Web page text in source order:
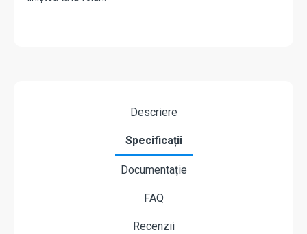
Descriere
Specificații
Documentație
FAQ
Recenzii